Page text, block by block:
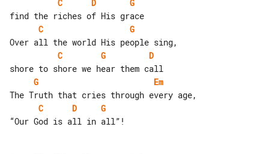
C D
G
C
G
C
G
D
G
Em
C
D
G
“Our God is all in all”!